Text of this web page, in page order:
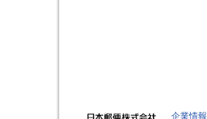
企業情報